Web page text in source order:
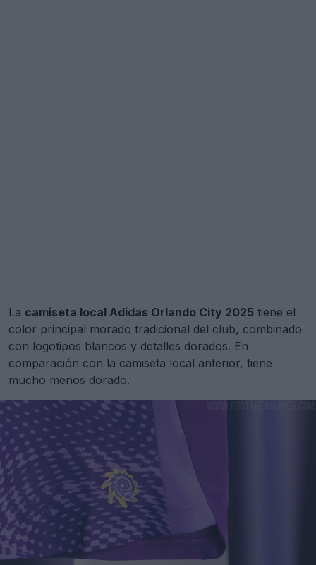
La camiseta local Adidas Orlando City 2025 tiene el
color principal morado tradicional del club, combinado
con logotipos blancos y detalles dorados. En
comparación con la camiseta local anterior, tiene
mucho menos dorado.